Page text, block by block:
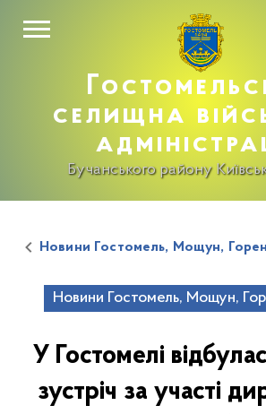
селищна
Бучанського району
Новини Гостомель, Мощун,
Новини Гостомель, Мощун,
У Гостомелі
зустріч за участі